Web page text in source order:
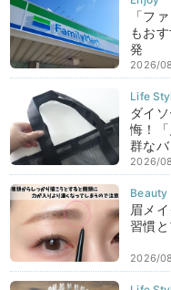
「フ
もお
発
2026/
ダイ
悔！
群な
2026/
眉メ
習慣
2026/